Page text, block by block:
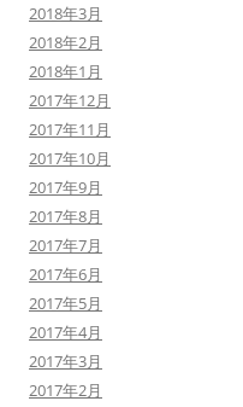
2018年3月
2018年2月
2018年1月
2017年12月
2017年11月
2017年10月
2017年9月
2017年8月
2017年7月
2017年6月
2017年5月
2017年4月
2017年3月
2017年2月